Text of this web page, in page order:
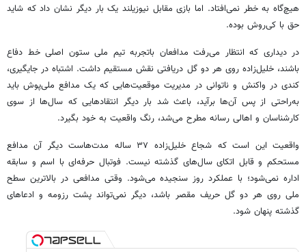
هیچ‌گاه به خطر نمی‌افتاد. اما بازی مقابل نیوزیلند یک بار دیگر نشان داد که شاید
حق با کی‌روش بوده.
در دیداری که انتظار می‌رفت مدافعان باتجربه تیم ملی ستون اصلی خط دفاع
باشند، خلیل‌زاده روی هر دو گل دریافتی نقش مستقیم داشت. اشتباه در جایگیری،
کندی در واکنش و ناتوانی در مدیریت موقعیت‌هایی که یک مدافع ملی‌پوش باید
به‌راحتی از پس آن‌ها برآید، باعث شد بار دیگر انتقادهایی که سال‌ها از سوی
کارشناسان و اهالی رسانه مطرح می‌شد، رنگ واقعیت به خود بگیرد.
واقعیت این است که شجاع خلیل‌زاده ۳۷ ساله مدت‌هاست دیگر آن مدافع
مستحکم و قابل اتکای سال‌های گذشته نیست. فوتبال حرفه‌ای با اسم و سابقه
اداره نمی‌شود؛ با عملکرد روز سنجیده می‌شود. وقتی مدافعی در بالاترین سطح
ملی روی هر دو گل حریف مقصر باشد، دیگر نمی‌تواند پشت رزومه و ادعاهای
گذشته پنهان شود.